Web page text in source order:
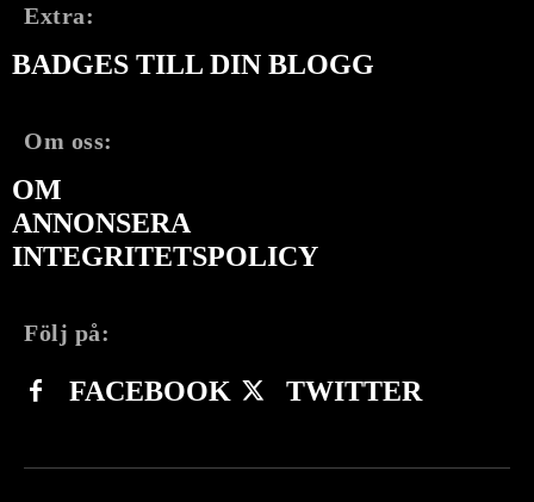
Extra:
BADGES TILL DIN BLOGG
Om oss:
OM
ANNONSERA
INTEGRITETSPOLICY
Följ på:
FACEBOOK TWITTER